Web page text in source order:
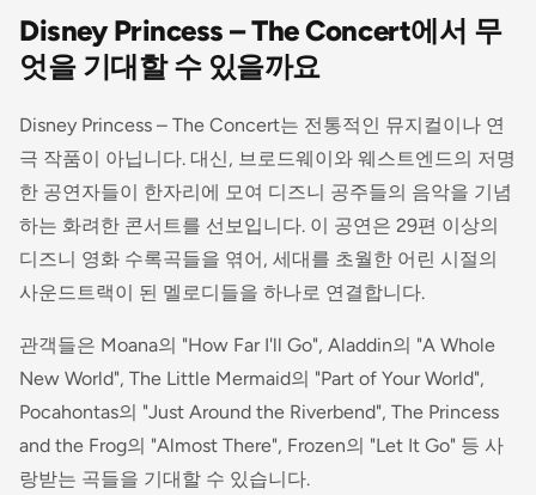
Disney Princess – The Concert에서 무
엇을 기대할 수 있을까요
Disney Princess – The Concert는 전통적인 뮤지컬이나 연
극 작품이 아닙니다. 대신, 브로드웨이와 웨스트엔드의 저명
한 공연자들이 한자리에 모여 디즈니 공주들의 음악을 기념
하는 화려한 콘서트를 선보입니다. 이 공연은 29편 이상의
디즈니 영화 수록곡들을 엮어, 세대를 초월한 어린 시절의
사운드트랙이 된 멜로디들을 하나로 연결합니다.
관객들은 Moana의 "How Far I'll Go", Aladdin의 "A Whole
New World", The Little Mermaid의 "Part of Your World",
Pocahontas의 "Just Around the Riverbend", The Princess
and the Frog의 "Almost There", Frozen의 "Let It Go" 등 사
랑받는 곡들을 기대할 수 있습니다.